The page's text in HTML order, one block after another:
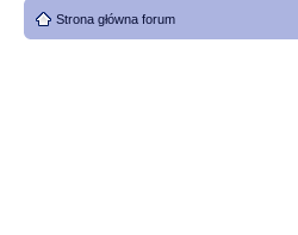
Strona główna forum